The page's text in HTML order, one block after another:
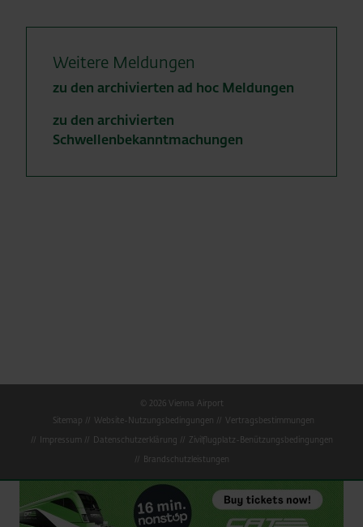
Weitere Meldungen
zu den archivierten ad hoc Meldungen
zu den archivierten
Schwellenbekanntmachungen
© 2026 Vienna Airport
Sitemap
Website-Nutzungsbedingungen
Vertragsbestimmungen
Impressum
Datenschutzerklärung
Zivilflugplatz-Benützungsbedingungen
Brandschutzleistungen